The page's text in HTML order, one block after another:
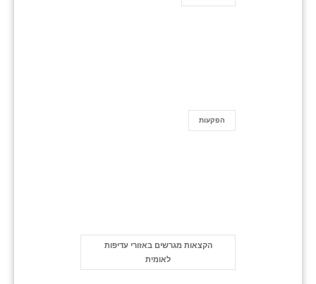
הפקעות
הקצאות מגרשים באזורי עדיפות
לאומית